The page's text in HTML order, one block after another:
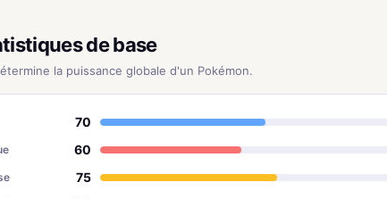
de base
la puissance globale d'un Pokémon.
70
60
75